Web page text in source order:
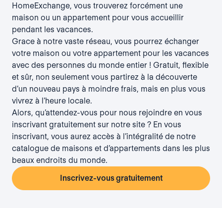
HomeExchange, vous trouverez forcément une
maison ou un appartement pour vous accueillir
pendant les vacances.
Grace à notre vaste réseau, vous pourrez échanger
votre maison ou votre appartement pour les vacances
avec des personnes du monde entier ! Gratuit, flexible
et sûr, non seulement vous partirez à la découverte
d’un nouveau pays à moindre frais, mais en plus vous
vivrez à l’heure locale.
Alors, qu’attendez-vous pour nous rejoindre en vous
inscrivant gratuitement sur notre site ? En vous
inscrivant, vous aurez accès à l’intégralité de notre
catalogue de maisons et d’appartements dans les plus
beaux endroits du monde.
Inscrivez-vous gratuitement